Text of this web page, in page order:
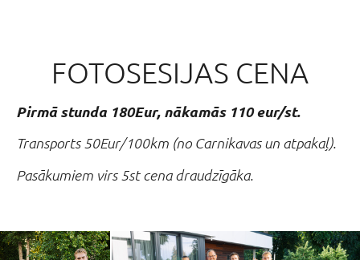
FOTOSESIJAS CENA
Pirmā stunda 180Eur, nākamās 110 eur/st.
Transports 50Eur/100km (no Carnikavas un atpakaļ).
Pasākumiem virs 5st cena draudzīgāka.